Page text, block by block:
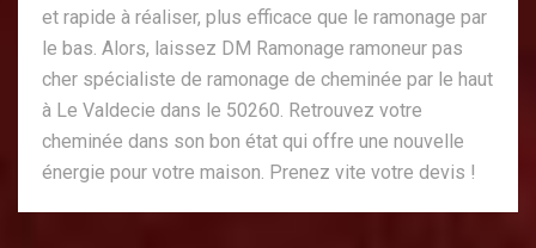
et rapide à réaliser, plus efficace que le ramonage par
le bas. Alors, laissez DM Ramonage ramoneur pas
cher spécialiste de ramonage de cheminée par le haut
à Le Valdecie dans le 50260. Retrouvez votre
cheminée dans son bon état qui offre une nouvelle
énergie pour votre maison. Prenez vite votre devis !